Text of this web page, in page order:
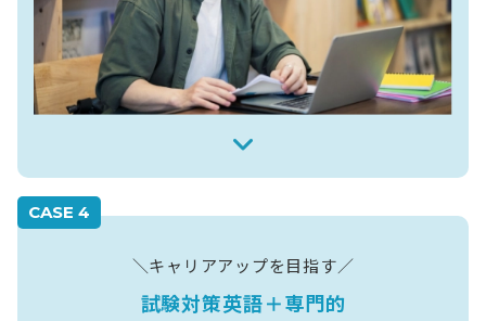
CASE 4
＼キャリアアップを目指す／
試験対策英語＋専門的